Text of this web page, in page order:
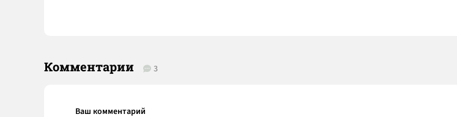
Комментарии 3